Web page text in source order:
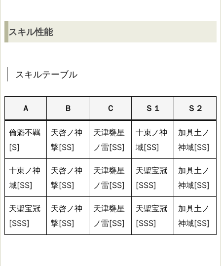
キ
ル
能
ー
ル
スキル性能
スキルテーブル
Ａ Ｂ Ｃ Ｓ１ Ｓ２
倫魁不羈
[S]
天啓ノ神
撃[SS]
天津甕星
ノ雷[SS]
十束ノ神
域[SS]
加具土ノ
神域[SS]
十束ノ神
域[SS]
天啓ノ神
撃[SS]
天津甕星
ノ雷[SS]
天聖宝冠
[SSS]
加具土ノ
神域[SS]
天聖宝冠
[SSS]
天啓ノ神
撃[SS]
天津甕星
ノ雷[SS]
天聖宝冠
[SSS]
加具土ノ
神域[SS]